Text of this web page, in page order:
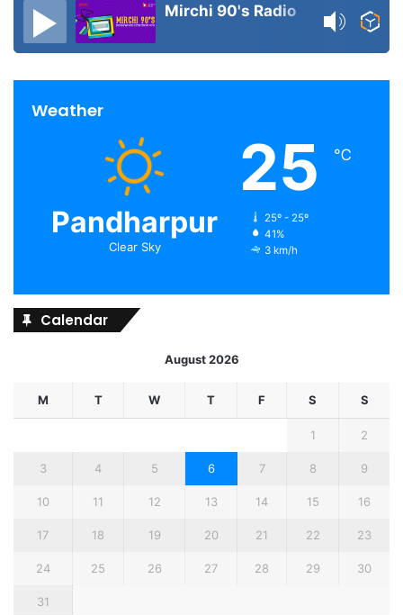
Mirchi 90's Radio
Weather
Pandharpur
Clear Sky
25 ℃
25º - 25º
41%
3 km/h
Calendar
August 2026
M T W T F S S
1 2
3 4 5 6 7 8 9
10 11 12 13 14 15 16
17 18 19 20 21 22 23
24 25 26 27 28 29 30
31